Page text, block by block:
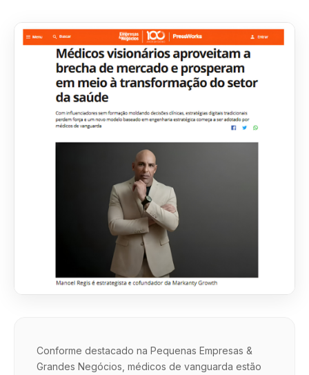
Conforme destacado na Pequenas Empresas &
Grandes Negócios, médicos de vanguarda estão